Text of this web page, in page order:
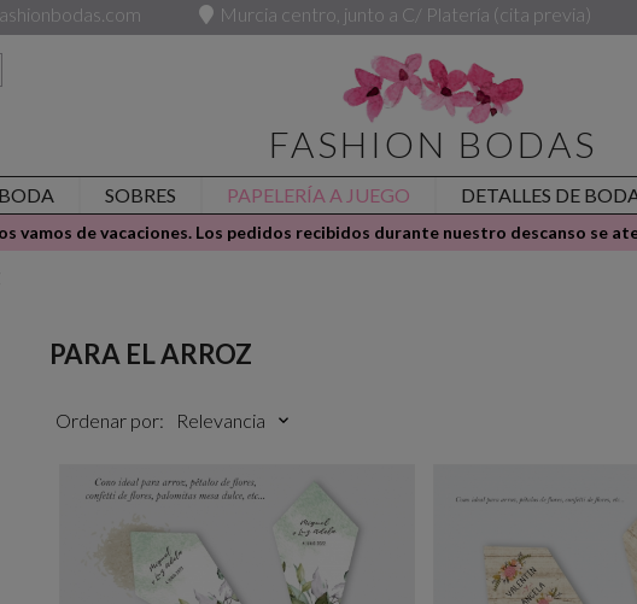
Murcia centro, junto a C/ Platería (cita previa)
FASHION BODAS
SOBRES PAPELERÍA A JUEGO DETALLES DE
vamos de vacaciones. Los pedidos recibidos durante nuestro descanso se
PARA EL ARROZ
Ordenar por: Relevancia keyboard_arrow_down